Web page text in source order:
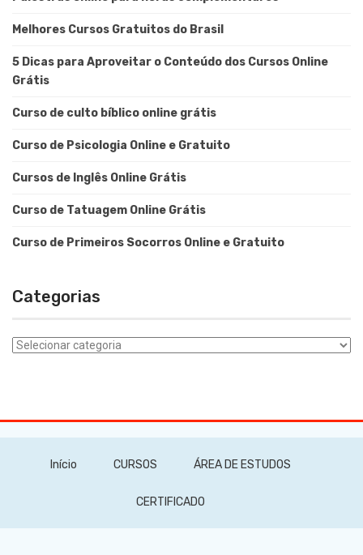
Melhores Cursos Gratuitos do Brasil
5 Dicas para Aproveitar o Conteúdo dos Cursos Online
Grátis
Curso de culto bíblico online grátis
Curso de Psicologia Online e Gratuito
Cursos de Inglês Online Grátis
Curso de Tatuagem Online Grátis
Curso de Primeiros Socorros Online e Gratuito
Categorias
Categorias
Início CURSOS ÁREA DE ESTUDOS
CERTIFICADO